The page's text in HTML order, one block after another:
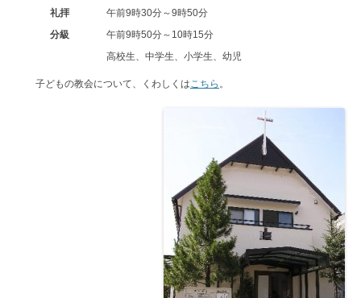
礼拝
午前9時30分～9時50分
分級
午前9時50分～10時15分
高校生、中学生、小学生、幼児
子どもの教会について、くわしくはこちら 。